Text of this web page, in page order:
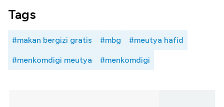
Tags
#makan bergizi gratis #mbg #meutya hafid
#menkomdigi meutya #menkomdigi